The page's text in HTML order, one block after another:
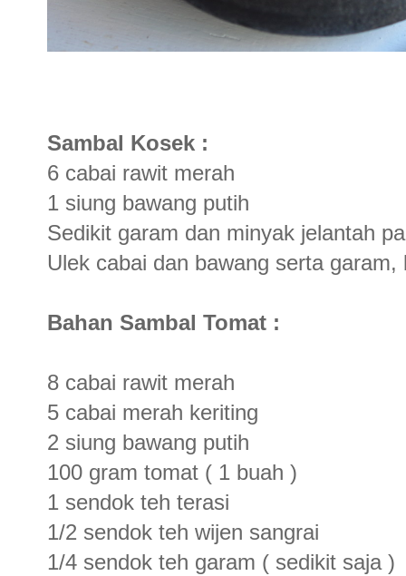
Sambal Kosek :
6 cabai rawit merah
1 siung bawang putih
Sedikit garam dan minyak jelantah
Ulek cabai dan bawang serta
Bahan Sambal Tomat :
8 cabai rawit merah
5 cabai merah keriting
2 siung bawang putih
100 gram tomat ( 1 buah )
1 sendok teh terasi
1/2 sendok teh wijen sangrai
1/4 sendok teh garam ( sedikit saja )